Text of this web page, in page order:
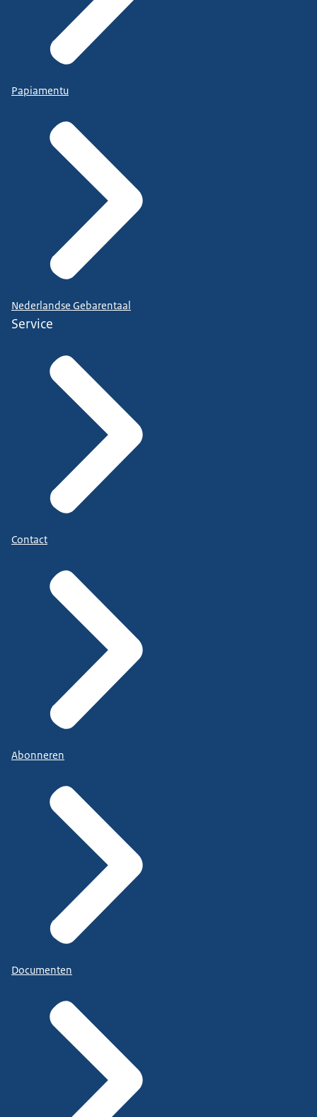
Papiamentu
Nederlandse Gebarentaal
Service
Contact
Abonneren
Documenten